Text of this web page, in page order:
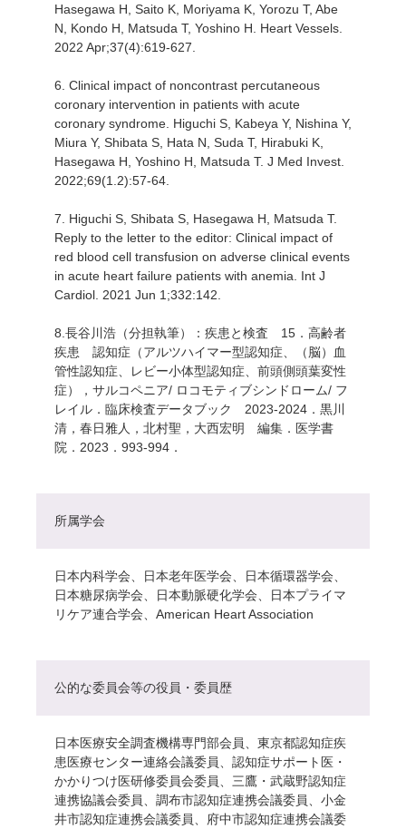
Hasegawa H, Saito K, Moriyama K, Yorozu T, Abe
N, Kondo H, Matsuda T, Yoshino H. Heart Vessels.
2022 Apr;37(4):619-627.
6. Clinical impact of noncontrast percutaneous
coronary intervention in patients with acute
coronary syndrome. Higuchi S, Kabeya Y, Nishina Y,
Miura Y, Shibata S, Hata N, Suda T, Hirabuki K,
Hasegawa H, Yoshino H, Matsuda T. J Med Invest.
2022;69(1.2):57-64.
7. Higuchi S, Shibata S, Hasegawa H, Matsuda T.
Reply to the letter to the editor: Clinical impact of
red blood cell transfusion on adverse clinical events
in acute heart failure patients with anemia. Int J
Cardiol. 2021 Jun 1;332:142.
8.長谷川浩（分担執筆）：疾患と検査 15．高齢者
疾患 認知症（アルツハイマー型認知症、（脳）血
管性認知症、レビー小体型認知症、前頭側頭葉変性
症），サルコペニア/ ロコモティブシンドローム/ フ
レイル．臨床検査データブック 2023-2024．黒川
清，春日雅人，北村聖，大西宏明 編集．医学書
院．2023．993-994．
所属学会
日本内科学会、日本老年医学会、日本循環器学会、
日本糖尿病学会、日本動脈硬化学会、日本プライマ
リケア連合学会、American Heart Association
公的な委員会等の役員・委員歴
日本医療安全調査機構専門部会員、東京都認知症疾
患医療センター連絡会議委員、認知症サポート医・
かかりつけ医研修委員会委員、三鷹・武蔵野認知症
連携協議会委員、調布市認知症連携会議委員、小金
井市認知症連携会議委員、府中市認知症連携会議委